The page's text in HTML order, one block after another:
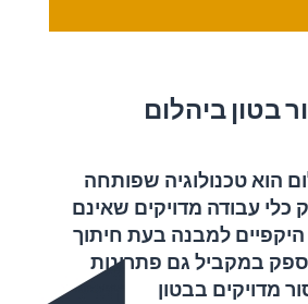
בטון ביהלום
הוא טכנולוגיה שפותחה
עבודה מדויקים שאינם
היקפיים למבנה בעת חיתוך
במקביל גם פתרונות
מדויקים בבטון